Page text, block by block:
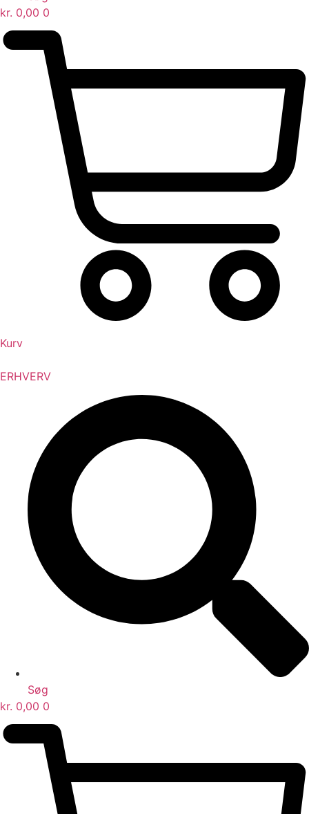
kr. 0,00 0
Kurv
ERHVERV
Søg
kr. 0,00 0